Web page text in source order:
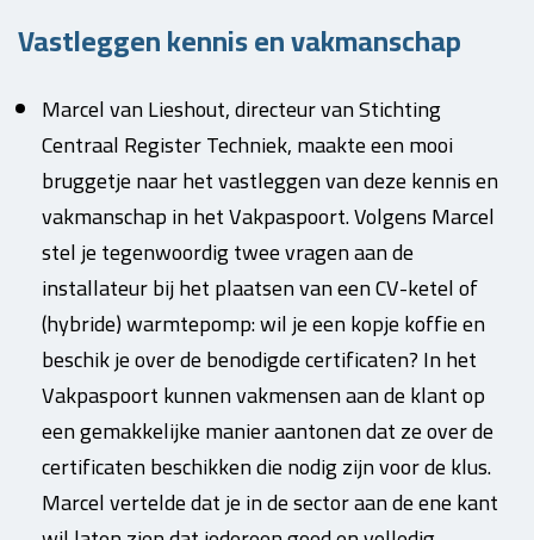
Vastleggen kennis en vakmanschap
Marcel van Lieshout, directeur van Stichting
Centraal Register Techniek, maakte een mooi
bruggetje naar het vastleggen van deze kennis en
vakmanschap in het Vakpaspoort. Volgens Marcel
stel je tegenwoordig twee vragen aan de
installateur bij het plaatsen van een CV-ketel of
(hybride) warmtepomp: wil je een kopje koffie en
beschik je over de benodigde certificaten? In het
Vakpaspoort kunnen vakmensen aan de klant op
een gemakkelijke manier aantonen dat ze over de
certificaten beschikken die nodig zijn voor de klus.
Marcel vertelde dat je in de sector aan de ene kant